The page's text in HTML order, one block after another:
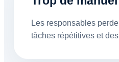
Les responsables
tâches répétitives et